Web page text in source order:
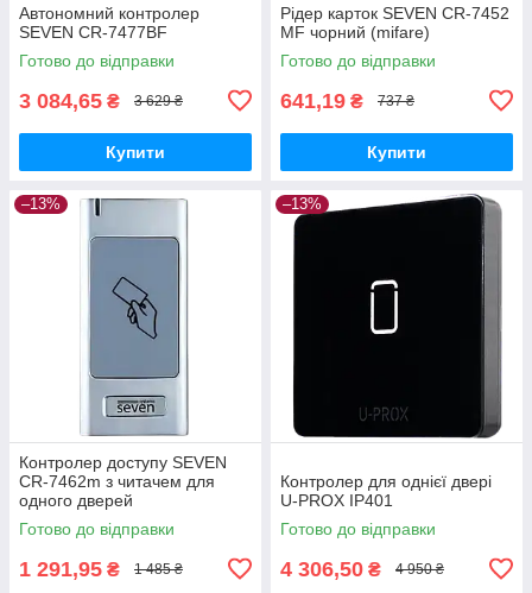
Автономний контролер
SEVEN CR-7477BF
Готово до відправки
3 084,65 ₴ 3 629 ₴
Купити
Рідер карток SEVEN CR-7452
MF чорний (mifare)
Готово до відправки
641,19 ₴ 737 ₴
Купити
–13%
Контролер доступу SEVEN
CR-7462m з читачем для
одного дверей
Готово до відправки
1 291,95 ₴ 1 485 ₴
–13%
Контролер для однієї двері
U-PROX IP401
Готово до відправки
4 306,50 ₴ 4 950 ₴